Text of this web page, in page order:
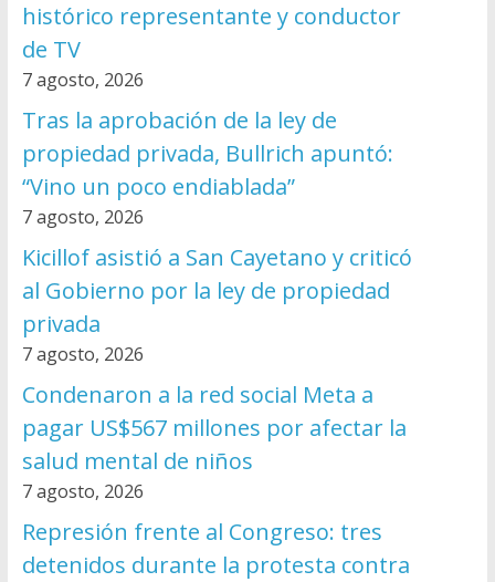
histórico representante y conductor
de TV
7 agosto, 2026
Tras la aprobación de la ley de
propiedad privada, Bullrich apuntó:
“Vino un poco endiablada”
7 agosto, 2026
Kicillof asistió a San Cayetano y criticó
al Gobierno por la ley de propiedad
privada
7 agosto, 2026
Condenaron a la red social Meta a
pagar US$567 millones por afectar la
salud mental de niños
7 agosto, 2026
Represión frente al Congreso: tres
detenidos durante la protesta contra